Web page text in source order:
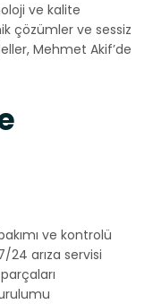
ve kalite
çözümler ve sessiz
Mehmet Akif’de
ve kontrolü
24 arıza servisi